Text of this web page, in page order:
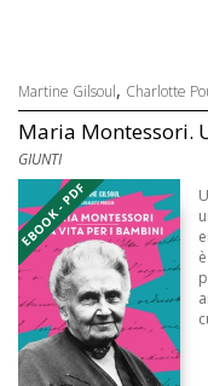
Martine Gilsoul, Charlotte
Maria Montessori.
GIUNTI
EBOOK - PDF